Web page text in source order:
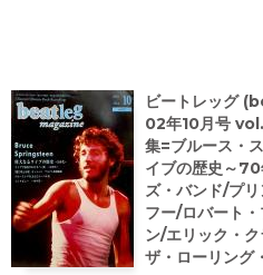
ビートレッグ
02年10月号
集=ブルース・
イブの歴史～
ズ・バンド/プ
フー/ロバート
ン/エリック・
ザ・ローリング